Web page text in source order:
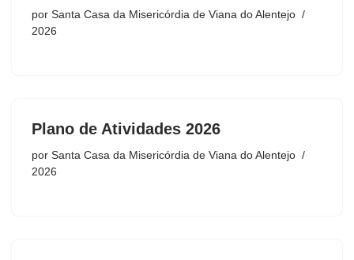
por Santa Casa da Misericórdia de Viana do Alentejo
2026
Plano de Atividades 2026
por Santa Casa da Misericórdia de Viana do Alentejo
2026